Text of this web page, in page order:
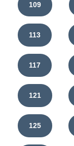
109
113
117
121
125